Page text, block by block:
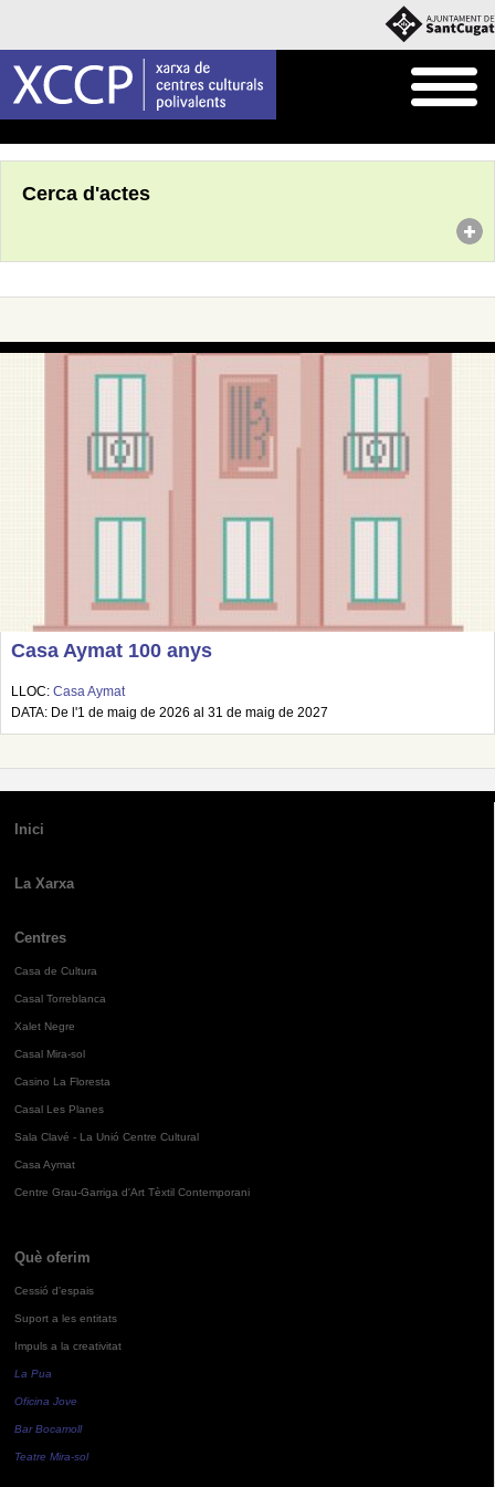
Cerca d'actes
Casa Aymat 100 anys
LLOC: Casa Aymat
DATA: De l'1 de maig de 2026 al 31 de maig de 2027
Inici
La Xarxa
Centres
Casa de Cultura
Casal Torreblanca
Xalet Negre
Casal Mira-sol
Casino La Floresta
Casal Les Planes
Sala Clavé - La Unió Centre Cultural
Casa Aymat
Centre Grau-Garriga d'Art Tèxtil Contemporani
Què oferim
Cessió d'espais
Suport a les entitats
Impuls a la creativitat
La Pua
Oficina Jove
Bar Bocamoll
Teatre Mira-sol